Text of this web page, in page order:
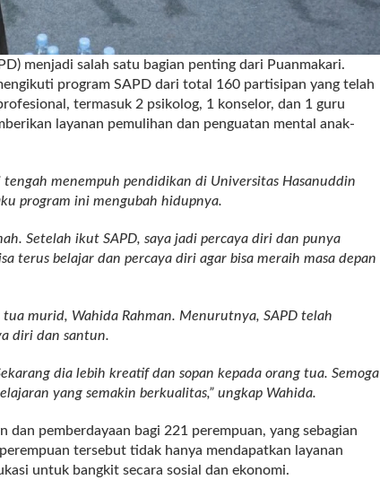
menjadi salah satu bagian penting dari Puanmakari.
program SAPD dari total 160 partisipan yang telah
termasuk 2 psikolog, 1 konselor, dan 1 guru
layanan pemulihan dan penguatan mental anak-
tengah menempuh pendidikan di Universitas Hasanuddin
program ini mengubah hidupnya.
Setelah ikut SAPD, saya jadi percaya diri dan punya
terus belajar dan percaya diri agar bisa meraih masa depan
murid, Wahida Rahman. Menurutnya, SAPD telah
diri dan santun.
dia lebih kreatif dan sopan kepada orang tua. Semoga
yang semakin berkualitas,” ungkap Wahida.
dan pemberdayaan bagi 221 perempuan, yang sebagian
tersebut tidak hanya mendapatkan layanan
untuk bangkit secara sosial dan ekonomi.